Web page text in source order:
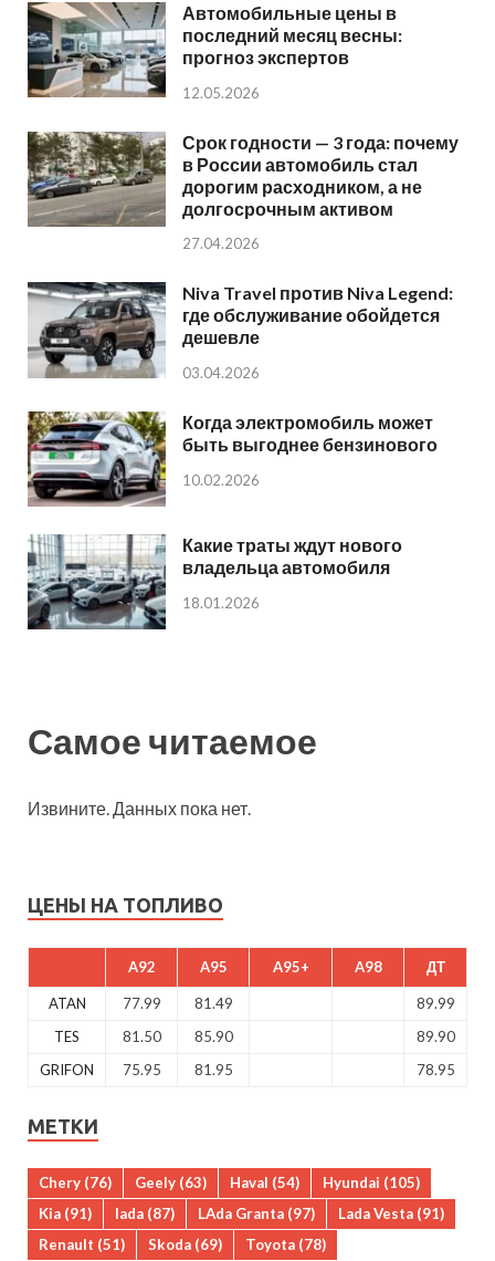
Автомобильные цены в
последний месяц весны:
прогноз экспертов
12.05.2026
Срок годности — 3 года: почему
в России автомобиль стал
дорогим расходником, а не
долгосрочным активом
27.04.2026
Niva Travel против Niva Legend:
где обслуживание обойдется
дешевле
03.04.2026
Когда электромобиль может
быть выгоднее бензинового
10.02.2026
Какие траты ждут нового
владельца автомобиля
18.01.2026
Самое читаемое
Извините. Данных пока нет.
ЦЕНЫ НА ТОПЛИВО
A92 A95 A95+ A98 ДТ
ATAN 77.99 81.49
89.99
TES
81.50 85.90
89.90
GRIFON
75.95 81.95 78.95
МЕТКИ
Chery (76) Geely (63) Haval (54) Hyundai (105)
Kia (91) lada (87) LAda Granta (97) Lada Vesta (91)
Renault (51) Skoda (69) Toyota (78)